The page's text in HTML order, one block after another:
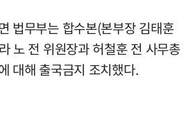
법무부는 합수본(본부장 김태훈
노 전 위원장과 허철훈 전 사무총
대해 출국금지 조치했다.